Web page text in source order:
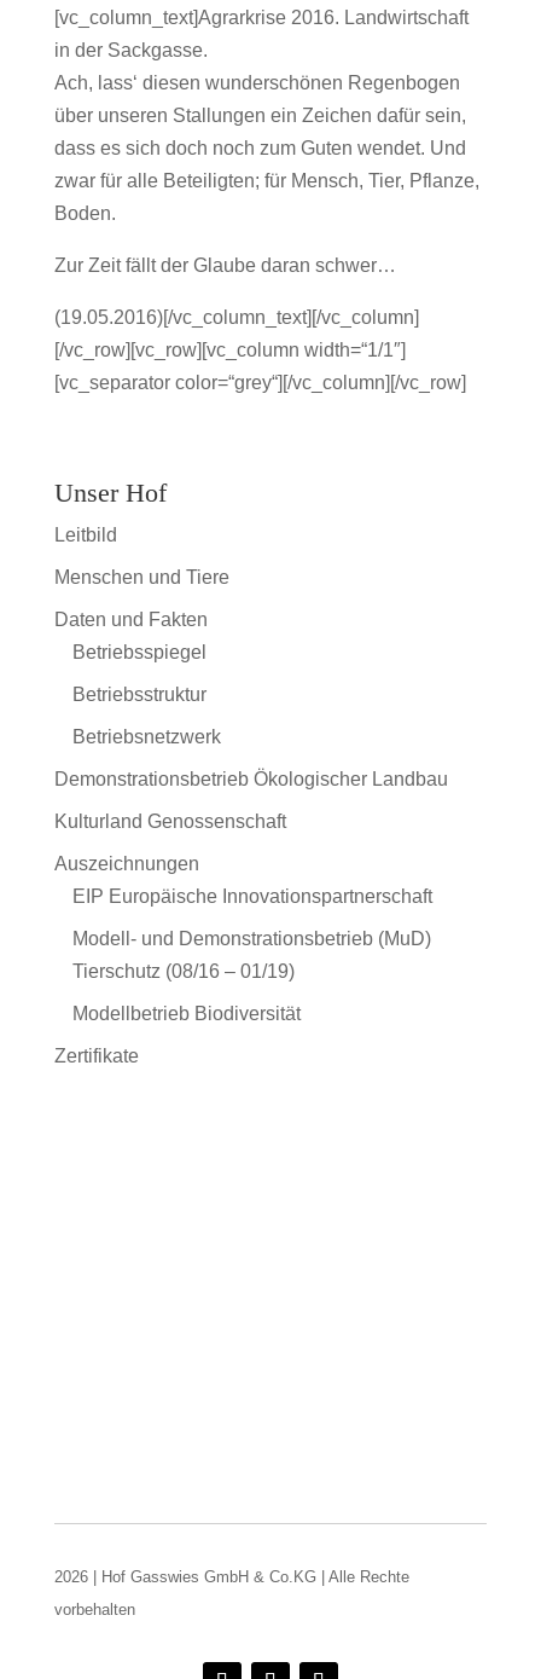
[vc_column_text]Agrarkrise 2016. Landwirtschaft
in der Sackgasse.
Ach, lass‘ diesen wunderschönen Regenbogen
über unseren Stallungen ein Zeichen dafür sein,
dass es sich doch noch zum Guten wendet. Und
zwar für alle Beteiligten; für Mensch, Tier, Pflanze,
Boden.
Zur Zeit fällt der Glaube daran schwer…
(19.05.2016)[/vc_column_text][/vc_column]
[/vc_row][vc_row][vc_column width=“1/1″]
[vc_separator color=“grey“][/vc_column][/vc_row]
Unser Hof
Leitbild
Menschen und Tiere
Daten und Fakten
Betriebsspiegel
Betriebsstruktur
Betriebsnetzwerk
Demonstrationsbetrieb Ökologischer Landbau
Kulturland Genossenschaft
Auszeichnungen
EIP Europäische Innovationspartnerschaft
Modell- und Demonstrationsbetrieb (MuD)
Tierschutz (08/16 – 01/19)
Modellbetrieb Biodiversität
Zertifikate
2026 | Hof Gasswies GmbH & Co.KG | Alle Rechte
vorbehalten